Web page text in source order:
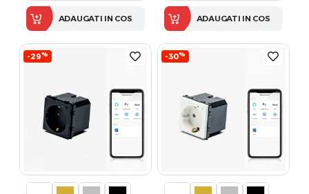
ADAUGATI IN COS ADAUGATI IN COS
-29% -30%